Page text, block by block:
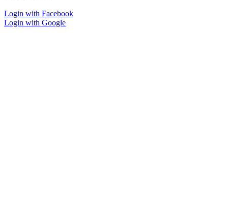
Login with Facebook
Login with Google